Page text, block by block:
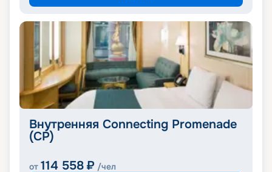
Внутренняя Connecting Promenade
(CP)
от 114 558 ₽ /чел